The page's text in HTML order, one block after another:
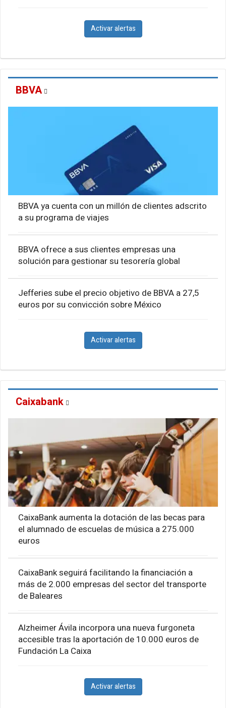
Activar alertas
BBVA
BBVA ya cuenta con un millón de clientes adscrito
a su programa de viajes
BBVA ofrece a sus clientes empresas una
solución para gestionar su tesorería global
Jefferies sube el precio objetivo de BBVA a 27,5
euros por su convicción sobre México
Activar alertas
Caixabank
CaixaBank aumenta la dotación de las becas para
el alumnado de escuelas de música a 275.000
euros
CaixaBank seguirá facilitando la financiación a
más de 2.000 empresas del sector del transporte
de Baleares
Alzheimer Ávila incorpora una nueva furgoneta
accesible tras la aportación de 10.000 euros de
Fundación La Caixa
Activar alertas